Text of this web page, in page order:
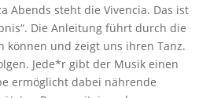
Abends steht die Vivencia. Das ist
Die Anleitung führt durch die
können und zeigt uns ihren Tanz.
Jede*r gibt der Musik einen
ermöglicht dabei nährende